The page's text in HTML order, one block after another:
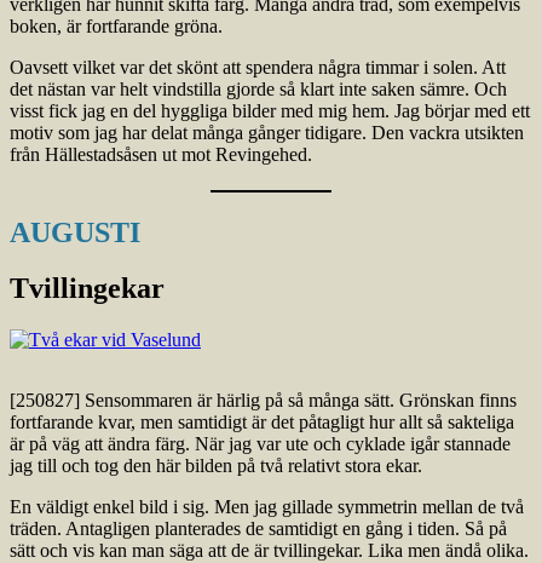
boken, är fortfarande gröna.
Oavsett vilket var det skönt att spendera några timmar i solen. Att
det nästan var helt vindstilla gjorde så klart inte saken sämre. Och
visst fick jag en del hyggliga bilder med mig hem. Jag börjar med ett
motiv som jag har delat många gånger tidigare. Den vackra utsikten
från Hällestadsåsen ut mot Revingehed.
AUGUSTI
Tvillingekar
[250827] Sensommaren är härlig på så många sätt. Grönskan finns
fortfarande kvar, men samtidigt är det påtagligt hur allt så sakteliga
är på väg att ändra färg. När jag var ute och cyklade igår stannade
jag till och tog den här bilden på två relativt stora ekar.
En väldigt enkel bild i sig. Men jag gillade symmetrin mellan de två
träden. Antagligen planterades de samtidigt en gång i tiden. Så på
sätt och vis kan man säga att de är tvillingekar. Lika men ändå olika.